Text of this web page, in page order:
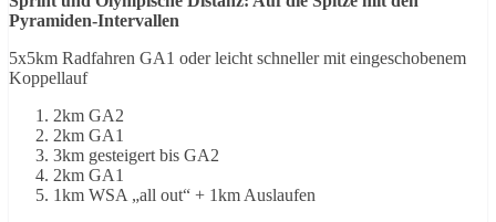
Pyramiden-Intervallen
5x5km Radfahren GA1 oder leicht schneller mit eingeschobenem
Koppellauf
2km GA2
2km GA1
3km gesteigert bis GA2
2km GA1
1km WSA „all out“ + 1km Auslaufen